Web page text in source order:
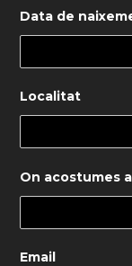
Data de
Localitat
On acostumes
Email